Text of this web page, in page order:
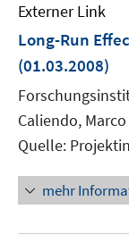
Externer Link
Long-Run
(01.03.2008)
Caliendo, Marco
Quelle:
mehr